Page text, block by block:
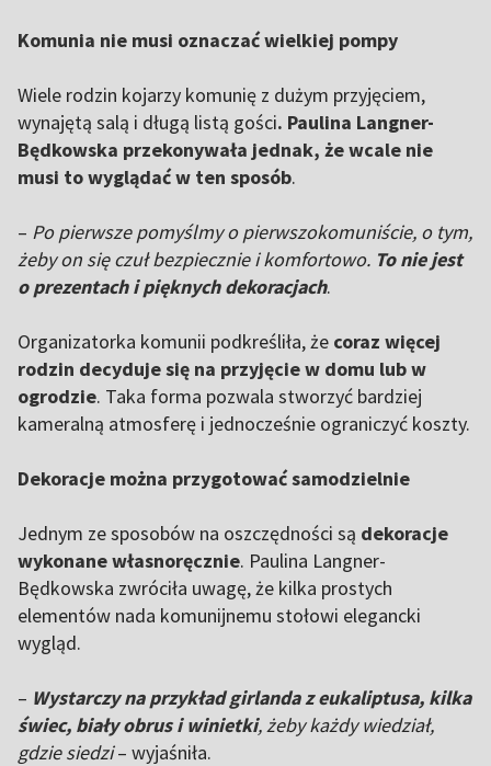
Komunia nie musi oznaczać wielkiej pompy
Wiele rodzin kojarzy komunię z dużym przyjęciem,
wynajętą salą i długą listą gości. Paulina Langner-
Będkowska przekonywała jednak, że wcale nie
musi to wyglądać w ten sposób.
– Po pierwsze pomyślmy o pierwszokomuniście, o tym,
żeby on się czuł bezpiecznie i komfortowo. To nie jest
o prezentach i pięknych dekoracjach.
Organizatorka komunii podkreśliła, że coraz więcej
rodzin decyduje się na przyjęcie w domu lub w
ogrodzie. Taka forma pozwala stworzyć bardziej
kameralną atmosferę i jednocześnie ograniczyć koszty.
Dekoracje można przygotować samodzielnie
Jednym ze sposobów na oszczędności są dekoracje
wykonane własnoręcznie. Paulina Langner-
Będkowska zwróciła uwagę, że kilka prostych
elementów nada komunijnemu stołowi elegancki
wygląd.
– Wystarczy na przykład girlanda z eukaliptusa, kilka
świec, biały obrus i winietki, żeby każdy wiedział,
gdzie siedzi– wyjaśniła.